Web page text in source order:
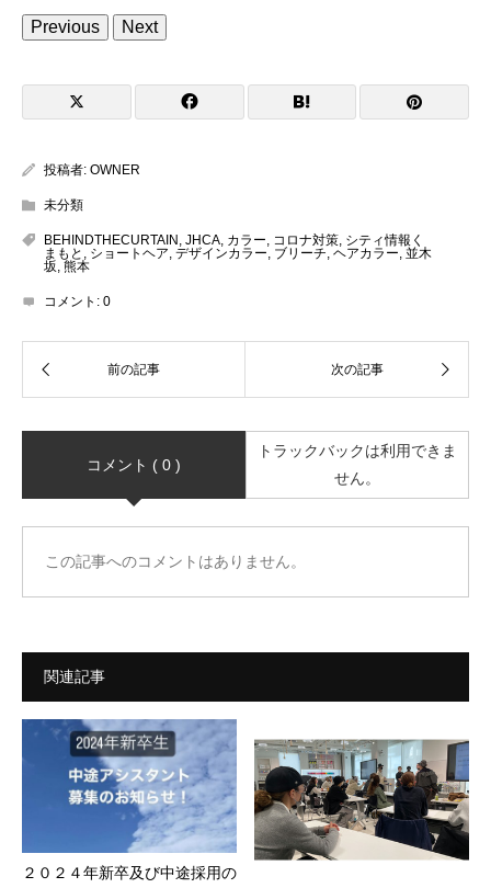
Previous Next
投稿者: OWNER
未分類
BEHINDTHECURTAIN , JHCA, カラー, コロナ対策, シティ情報く
まもと , ショートヘア, デザインカラー, ブリーチ, ヘアカラー, 並木
坂, 熊本
コメント: 0
コメント ( 0 )
トラックバックは利用できま
せん。
この記事へのコメントはありません。
関連記事
２０２４年新卒及び中途採用の